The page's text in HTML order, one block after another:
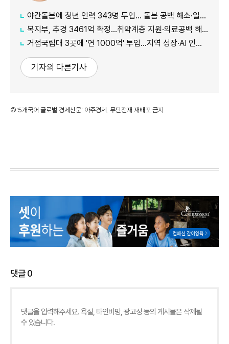
야간돌봄에 청년 인력 343명 투입… 돌봄 공백 해소·일자리 확대 추진
복지부, 추경 3461억 확정…취약계층 지원·의료공백 해소 강화
거점국립대 3곳에 '연 1000억' 투입…지역 성장·AI 인재 거점 육성
기자의 다른기사
©'5개국어 글로벌 경제신문' 아주경제. 무단전재·재배포 금지
댓글0